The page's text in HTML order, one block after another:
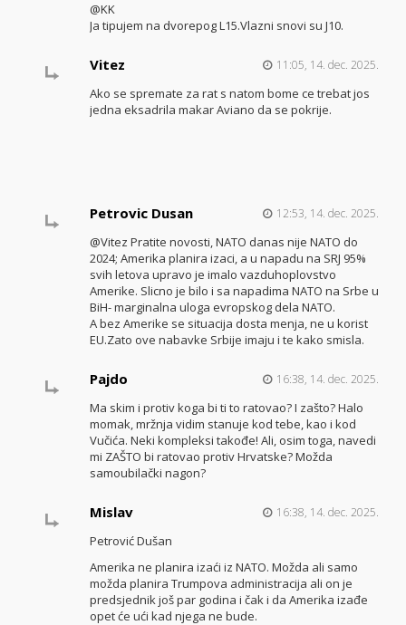
@KK
Ja tipujem na dvorepog L15.Vlazni snovi su J10.
Vitez 11:05, 14. dec. 2025.
Ako se spremate za rat s natom bome ce trebat jos
jedna eksadrila makar Aviano da se pokrije.
Petrovic Dusan 12:53, 14. dec. 2025.
@Vitez Pratite novosti, NATO danas nije NATO do
2024; Amerika planira izaci, a u napadu na SRJ 95%
svih letova upravo je imalo vazduhoplovstvo
Amerike. Slicno je bilo i sa napadima NATO na Srbe u
BiH- marginalna uloga evropskog dela NATO.
A bez Amerike se situacija dosta menja, ne u korist
EU.Zato ove nabavke Srbije imaju i te kako smisla.
Pajdo 16:38, 14. dec. 2025.
Ma skim i protiv koga bi ti to ratovao? I zašto? Halo
momak, mržnja vidim stanuje kod tebe, kao i kod
Vučića. Neki kompleksi takođe! Ali, osim toga, navedi
mi ZAŠTO bi ratovao protiv Hrvatske? Možda
samoubilački nagon?
Mislav 16:38, 14. dec. 2025.
Petrović Dušan
Amerika ne planira izaći iz NATO. Možda ali samo
možda planira Trumpova administracija ali on je
predsjednik još par godina i čak i da Amerika izađe
opet će ući kad njega ne bude.